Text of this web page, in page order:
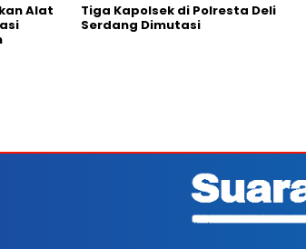
Alat
Tiga Kapolsek di Polresta Deli
Serdang Dimutasi